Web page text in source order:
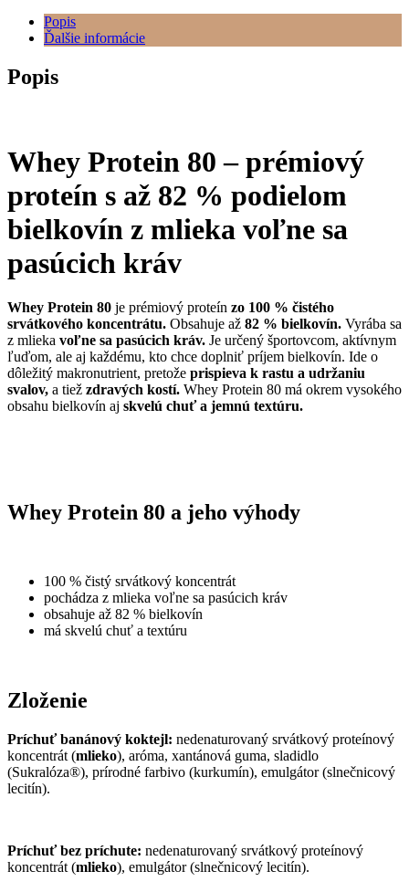
Popis
Ďalšie informácie
Popis
Whey Protein 80 – prémiový
proteín s až 82 % podielom
bielkovín z mlieka voľne sa
pasúcich kráv
Whey Protein 80 je prémiový proteín zo 100 % čistého
srvátkového koncentrátu. Obsahuje až 82 % bielkovín. Vyrába sa
z mlieka voľne sa pasúcich kráv. Je určený športovcom, aktívnym
ľuďom, ale aj každému, kto chce doplniť príjem bielkovín. Ide o
dôležitý makronutrient, pretože prispieva k rastu a udržaniu
svalov, a tiež zdravých kostí. Whey Protein 80 má okrem vysokého
obsahu bielkovín aj skvelú chuť a jemnú textúru.
Whey Protein 80 a jeho výhody
100 % čistý srvátkový koncentrát
pochádza z mlieka voľne sa pasúcich kráv
obsahuje až 82 % bielkovín
má skvelú chuť a textúru
Zloženie
Príchuť banánový koktejl: nedenaturovaný srvátkový proteínový
koncentrát (mlieko), aróma, xantánová guma, sladidlo
(Sukralóza®), prírodné farbivo (kurkumín), emulgátor (slnečnicový
lecitín).
Príchuť bez príchute: nedenaturovaný srvátkový proteínový
koncentrát (mlieko), emulgátor (slnečnicový lecitín).